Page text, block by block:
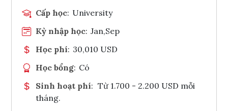
Cấp học: University
Kỳ nhập học: Jan,Sep
Học phí: 30,010 USD
Học bổng: Có
Sinh hoạt phí: Từ 1.700 - 2.200 USD mỗi
tháng.